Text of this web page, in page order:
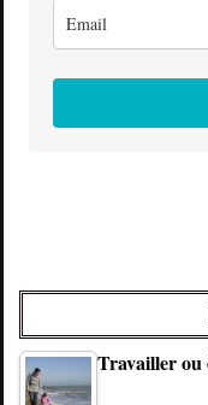
Travailler ou